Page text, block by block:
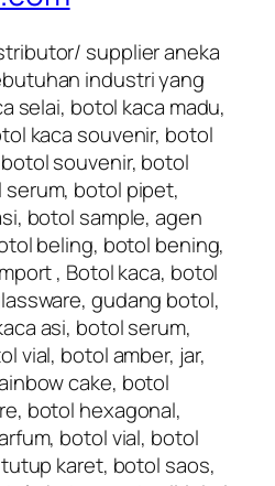
supplier aneka
industri yang
selai, botol kaca madu,
kaca souvenir, botol
souvenir, botol
botol pipet,
botol sample, agen
beling, botol bening,
, Botol kaca, botol
gudang botol,
asi, botol serum,
vial, botol amber, jar,
cake, botol
botol hexagonal,
botol vial, botol
karet, botol saos,